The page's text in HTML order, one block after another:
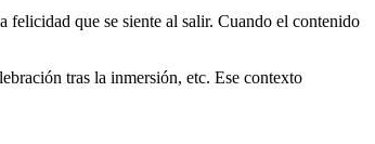
felicidad que se siente al salir. Cuando el contenido
tras la inmersión, etc. Ese contexto